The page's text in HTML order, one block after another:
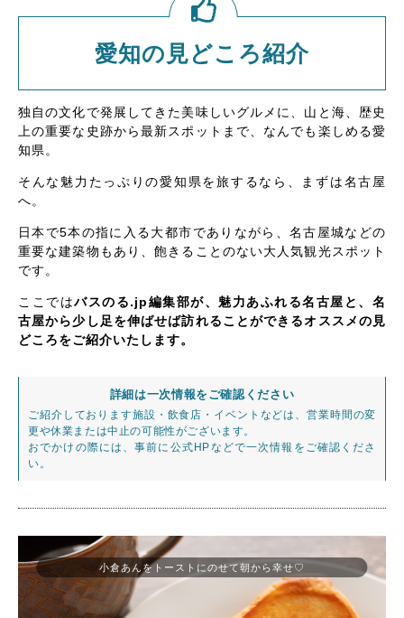
愛知の見どころ紹介
独自の文化で発展してきた美味しいグルメに、山と海、歴史
上の重要な史跡から最新スポットまで、なんでも楽しめる愛
知県。
そんな魅力たっぷりの愛知県を旅するなら、まずは名古屋
へ。
日本で5本の指に入る大都市でありながら、名古屋城などの
重要な建築物もあり、飽きることのない大人気観光スポット
です。
ここではバスのる.jp編集部が、魅力あふれる名古屋と、名
古屋から少し足を伸ばせば訪れることができるオススメの見
どころをご紹介いたします。
詳細は一次情報をご確認ください
ご紹介しております施設・飲食店・イベントなどは、営業時間の変
更や休業または中止の可能性がございます。
おでかけの際には、事前に公式HPなどで一次情報をご確認くださ
い。
小倉あんをトーストにのせて朝から幸せ♡